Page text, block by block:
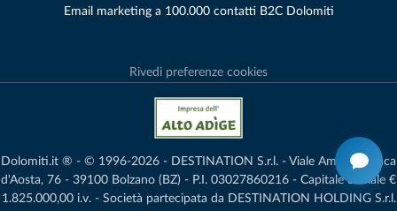
Email marketing a 100.000 contatti B2C Dolomiti
Rivedi preferenze cookies
Dolomiti.it ® - © 1996-2026 - DESTINATION S.r.l. - Viale Amedeo Duca
d'Aosta, 76 - 39100 Bolzano (BZ) - P.I. 03027860216 - Capitale Sociale €
1.825.000,00 i.v. - Società partecipata da DESTINATION HOLDING S.r.l.